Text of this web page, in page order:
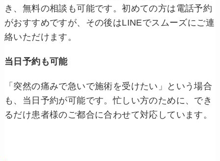
き、無料の相談も可能です。初めての方は電話予約
がおすすめですが、その後はLINEでスムーズにご連
絡いただけます。
当日予約も可能
「突然の痛みで急いで施術を受けたい」という場合
も、当日予約が可能です。忙しい方のために、でき
るだけ患者様のご都合に合わせて対応しています。